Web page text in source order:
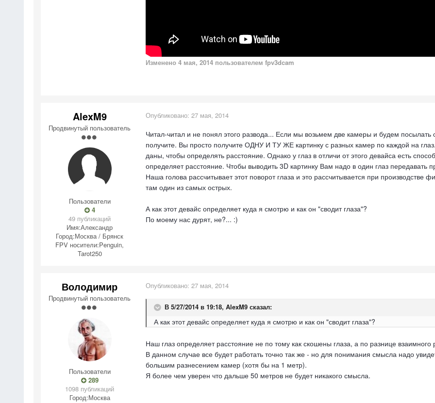
Изменено 4 мая, 2014пользователем fpv3dcam
AlexM9
Продвинутый пользователь
Пользователи
4
49 публикаций
Имя:Александр
Город:Москва / Брянск
FPV носители:Penguin,
Tarot250
Опубликовано: 27 мая, 2014
Читал-читал и не понял этого развода... Если мы возьмем две камеры и будем посылать
получите. Вы просто получите ОДНУ И ТУ ЖЕ картинку с разных камер по каждой на
даны, чтобы определять расстояние. Однако у глаз в отличи от этого девайса есть
определяет расстояние. Чтобы выводить 3D картинку Вам надо в один глаз передавать
Наша голова рассчитывает этот поворот глаза и это рассчитывается при производстве
там один из самых острых.
А как этот девайс определяет куда я смотрю и как он "сводит глаза"?
По моему нас дурят, не?... :)
Володимир
Продвинутый пользователь
Пользователи
289
1098 публикаций
Город:Москва
Опубликовано: 27 мая, 2014
В 5/27/2014 в 19:18, AlexM9 сказал:
А как этот девайс определяет куда я смотрю и как он "сводит глаза"?
Наш глаз определяет расстояние не по тому как скошены глаза, а по разнице
В данном случае все будет работать точно так же - но для понимания смысла надо
большим разнесением камер (хотя бы на 1 метр).
Я более чем уверен что дальше 50 метров не будет никакого смысла.